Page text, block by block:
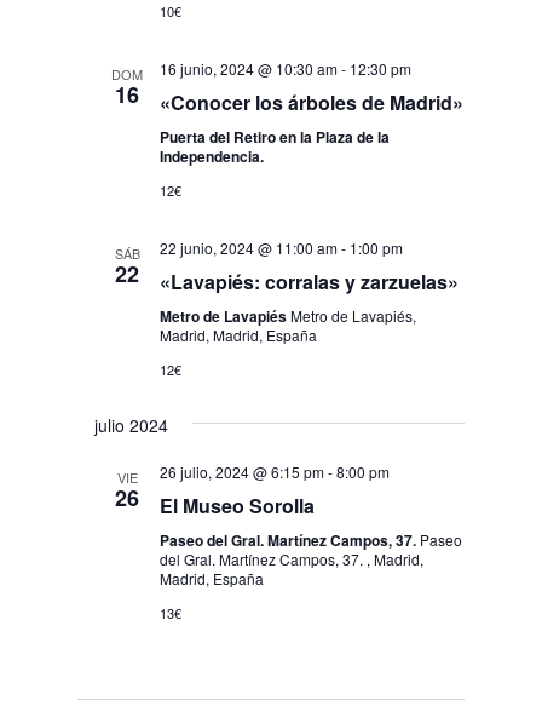
10€
DOM
16
16 junio, 2024 @ 10:30 am- 12:30 pm
«Conocer los árboles de Madrid»
Puerta del Retiro en la Plaza de la
Independencia.
12€
SÁB
22
22 junio, 2024 @ 11:00 am- 1:00 pm
«Lavapiés: corralas y zarzuelas»
Metro de LavapiésMetro de Lavapiés,
Madrid, Madrid, España
12€
julio 2024
VIE
26
26 julio, 2024 @ 6:15 pm-8:00 pm
El Museo Sorolla
Paseo del Gral. Martínez Campos, 37. Paseo
del Gral. Martínez Campos, 37. , Madrid,
Madrid, España
13€